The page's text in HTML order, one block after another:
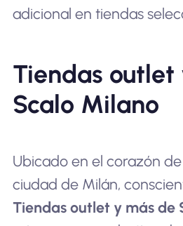
adicional en tiendas
Tiendas outlet
Scalo Milano
Ubicado en el corazón
ciudad de Milán,
Tiendas outlet y más de